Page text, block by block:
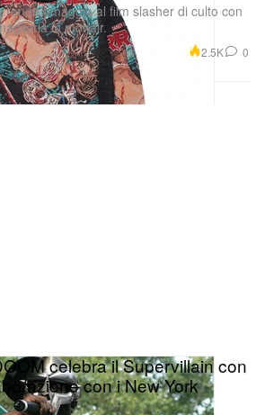
rende omaggio al film slasher di culto con
in mohair.
2.5K 0
celebra il Supervillain con
con i New York